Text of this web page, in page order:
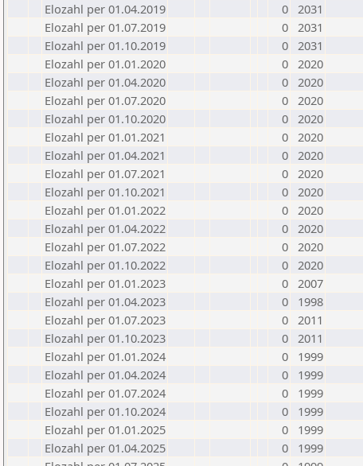
Elozahl per 01.04.2019
0 2031
Elozahl per 01.07.2019
0 2031
Elozahl per 01.10.2019
0 2031
Elozahl per 01.01.2020
0 2020
Elozahl per 01.04.2020
0 2020
Elozahl per 01.07.2020
0 2020
Elozahl per 01.10.2020
0 2020
Elozahl per 01.01.2021
0 2020
Elozahl per 01.04.2021
0 2020
Elozahl per 01.07.2021
0 2020
Elozahl per 01.10.2021
0 2020
Elozahl per 01.01.2022
0 2020
Elozahl per 01.04.2022
0 2020
Elozahl per 01.07.2022
0 2020
Elozahl per 01.10.2022
0 2020
Elozahl per 01.01.2023
0 2007
Elozahl per 01.04.2023
0
1998
Elozahl per 01.07.2023
0 2011
Elozahl per 01.10.2023
0 2011
Elozahl per 01.01.2024
0
1999
Elozahl per 01.04.2024
0
1999
Elozahl per 01.07.2024
0
1999
Elozahl per 01.10.2024
0
1999
Elozahl per 01.01.2025
0
1999
Elozahl per 01.04.2025
0
1999